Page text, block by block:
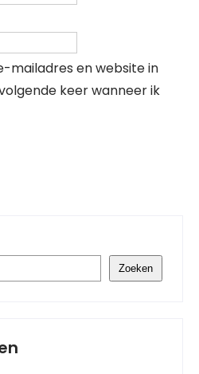
mailadres en website in
keer wanneer ik
Zoeken